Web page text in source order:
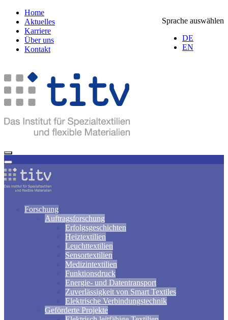
Sprache auswählen
DE
EN
Home
Aktuelles
Karriere
Über uns
Kontakt
Forschung
Auftragsforschung
Erfolgsgeschichten
Heiztextilien
Leuchttextilien
Sensortextilien
Medizintextilien
Funktionsdruck
Energie- und Datentransport
Zuverlässigkeit von Smart Textiles
Elektrische Verbindungstechnik
Geförderte Projekte